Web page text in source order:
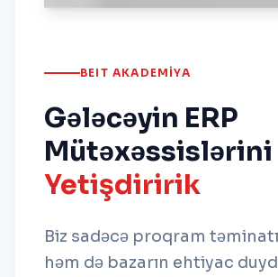
BEIT AKADEMIYA
Gələcəyin ERP
Mütəxəssislərini
Yetişdiririk
Biz sadəcə proqram
həm də bazarın ehtiyac